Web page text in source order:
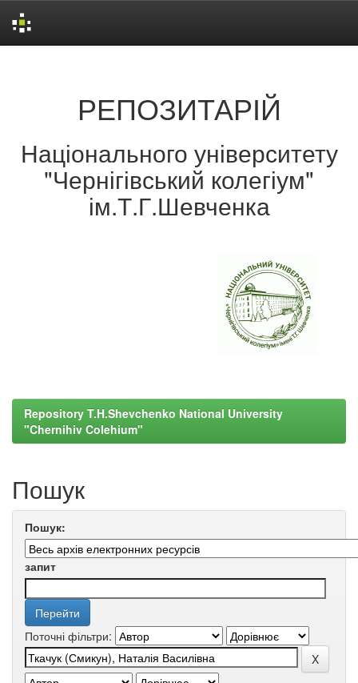
РЕПОЗИТАРІЙ
Національного університету
"Чернігівський колегіум"
ім.Т.Г.Шевченка
Repository T.H.Shevchenko National University
"Chernihiv Colehium"
Пошук
Пошук:
запит
Поточні фільтри: